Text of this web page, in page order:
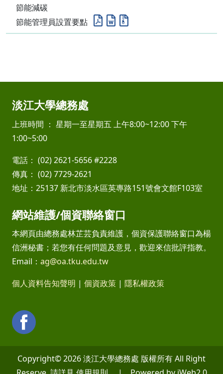
節能減碳
節能管理員設置要點
淡江大學總務處
上班時間 ： 星期一至星期五 上午8:00~12:00 下午
1:00~5:00
電話： (02) 2621-5656 #2228
傳真： (02) 7729-2621
地址：25137 新北市淡水區英專路151號會文館F103室
網站維護/個資聯絡窗口
本網頁由總務處林芷芸負責維護，個資保護聯絡窗口為楊
信洲秘書；若您有任何問題及意見，歡迎來信批評指教。
Email： ag@oa.tku.edu.tw
個人資料告知聲明 | 個資政策 | 隱私權政策
Copyright© 2026 淡江大學總務處 版權所有 All Right